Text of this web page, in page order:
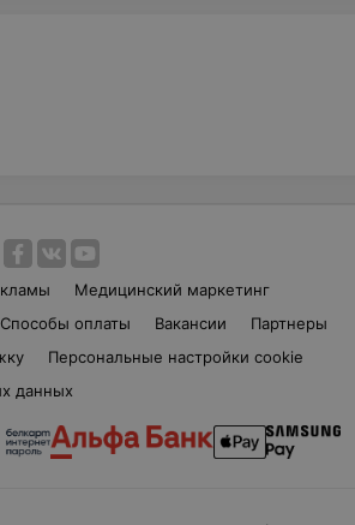
Медицинский маркетинг
Способы оплаты Вакансии
Партнеры
Персональные настройки cookie
данных